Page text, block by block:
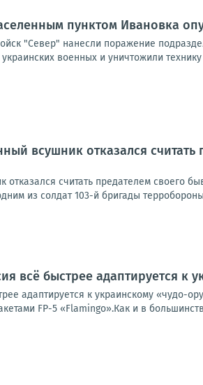
пунктом Ивановка
"Север" нанесли поражение
военных и уничтожили
всушник отказался
считать предателем своего
из солдат 103-й бригады
всё быстрее адаптируется к
адаптируется к украинскому «чудо-
FP-5 «Flamingo».Как и в